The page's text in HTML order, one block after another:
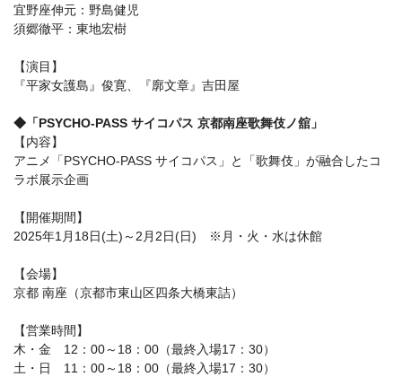
宜野座伸元：野島健児
須郷徹平：東地宏樹
【演目】
『平家女護島』俊寛、『廓文章』吉田屋
◆「PSYCHO-PASS サイコパス 京都南座歌舞伎ノ舘」
【内容】
アニメ「PSYCHO-PASS サイコパス」と「歌舞伎」が融合したコ
ラボ展示企画
【開催期間】
2025年1月18日(土)～2月2日(日) ※月・火・水は休館
【会場】
京都 南座（京都市東山区四条大橋東詰）
【営業時間】
木・金 12：00～18：00（最終入場17：30）
土・日 11：00～18：00（最終入場17：30）